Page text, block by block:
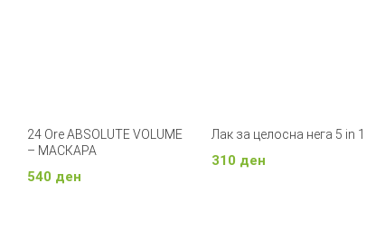
24 Ore ABSOLUTE VOLUME
– МАСКАРА
540 ден
Лак за целосна нега 5 in 1
310 ден